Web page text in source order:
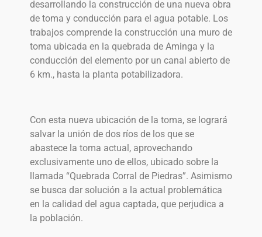
desarrollando la construcción de una nueva obra
de toma y conducción para el agua potable. Los
trabajos comprende la construcción una muro de
toma ubicada en la quebrada de Aminga y la
conducción del elemento por un canal abierto de
6 km., hasta la planta potabilizadora.
Con esta nueva ubicación de la toma, se logrará
salvar la unión de dos ríos de los que se
abastece la toma actual, aprovechando
exclusivamente uno de ellos, ubicado sobre la
llamada “Quebrada Corral de Piedras”. Asimismo
se busca dar solución a la actual problemática
en la calidad del agua captada, que perjudica a
la población.